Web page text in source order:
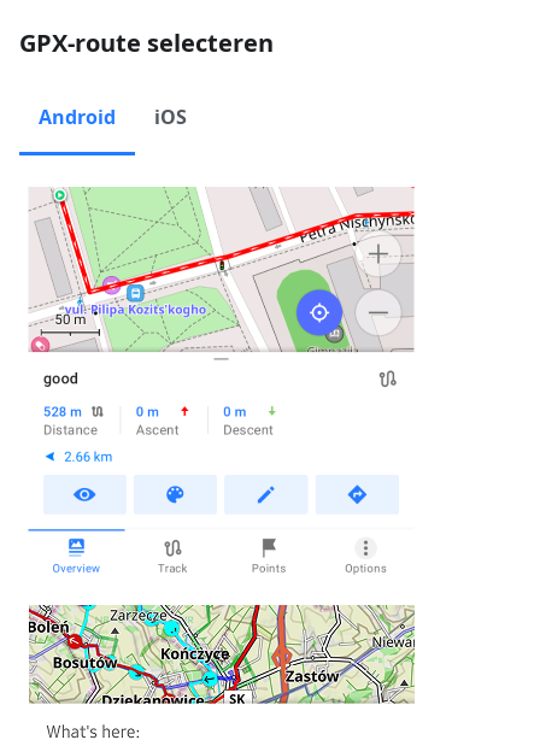
GPX-route selecteren
Android iOS